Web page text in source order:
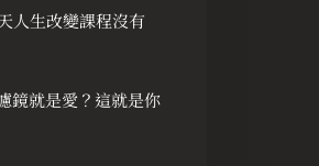
人生改變課程沒有
鏡就是愛？這就是你